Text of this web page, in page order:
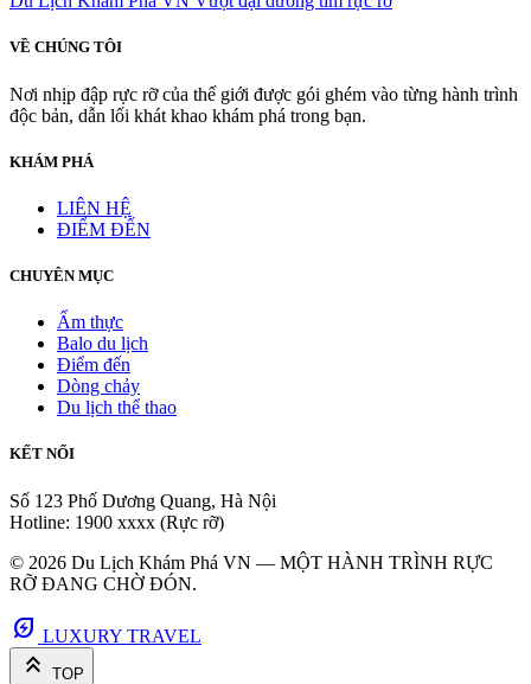
VỀ CHÚNG TÔI
Nơi nhịp đập rực rỡ của thế giới được gói ghém vào từng hành trình
độc bản, dẫn lối khát khao khám phá trong bạn.
KHÁM PHÁ
LIÊN HỆ
ĐIỂM ĐẾN
CHUYÊN MỤC
Ẩm thực
Balo du lịch
Điểm đến
Dòng chảy
Du lịch thể thao
KẾT NỐI
Số 123 Phố Dương Quang, Hà Nội
Hotline: 1900 xxxx (Rực rỡ)
© 2026 Du Lịch Khám Phá VN — MỘT HÀNH TRÌNH RỰC
RỠ ĐANG CHỜ ĐÓN.
energy_savings_leaf LUXURY TRAVEL
keyboard_double_arrow_up TOP